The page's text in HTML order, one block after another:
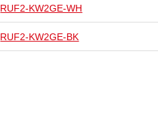
RUF2-KW2GE-WH
RUF2-KW2GE-BK